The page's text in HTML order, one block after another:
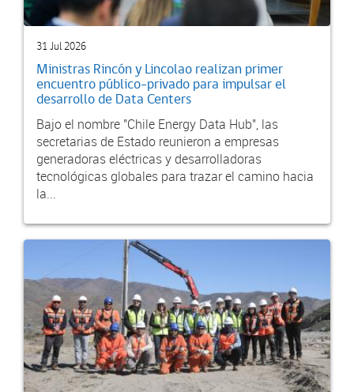
31 Jul 2026
Ministras Rincón y Lincolao realizan primer
encuentro público-privado para impulsar el
desarrollo de Data Centers
Bajo el nombre "Chile Energy Data Hub", las
secretarias de Estado reunieron a empresas
generadoras eléctricas y desarrolladoras
tecnológicas globales para trazar el camino hacia
la...